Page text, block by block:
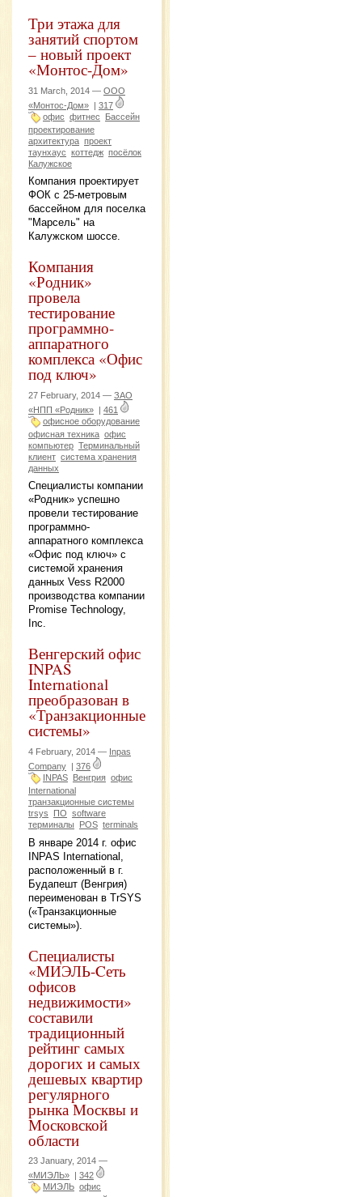
Три этажа для
занятий спортом
– новый проект
«Монтос-Дом»
31 March, 2014 — ООО
«Монтос-Дом» | 317
офис фитнес
Бассейн
проектирование
архитектура проект
таунхаус коттедж посёлок
Калужское
Компания проектирует
ФОК с 25-метровым
бассейном для поселка
"Марсель" на
Калужском шоссе.
Компания
«Родник»
провела
тестирование
программно-
аппаратного
комплекса «Офис
под ключ»
27 February, 2014 — ЗАО
«НПП «Родник» | 461
офисное оборудование
офисная техника офис
компьютер Терминальный
клиент система хранения
данных
Специалисты компании
«Родник» успешно
провели тестирование
программно-
аппаратного комплекса
«Офис под ключ» с
системой хранения
данных Vess R2000
производства компании
Promise Technology,
Inc.
Венгерский офис
INPAS
International
преобразован в
«Транзакционные
системы»
4 February, 2014 — Inpas
Company
376
INPAS
Венгрия офис
International
транзакционные системы
trsys
ПО software
терминалы
POS terminals
В январе 2014 г. офис
INPAS International,
расположенный в г.
Будапешт (Венгрия)
переименован в TrSYS
(«Транзакционные
системы»).
Специалисты
«МИЭЛЬ-Cеть
офисов
недвижимости»
составили
традиционный
рейтинг самых
дорогих и самых
дешевых квартир
регулярного
рынка Москвы и
Московской
области
23 January, 2014 —
«МИЭЛЬ»
342
МИЭЛЬ офис